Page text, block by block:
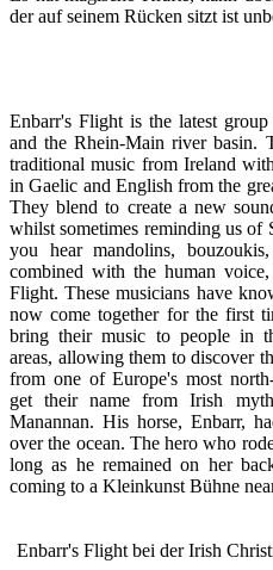
der auf seinem Rücken sitzt ist
Enbarr's Flight is the latest
and the Rhein-Main river basin.
traditional music from Ireland
in Gaelic and English from the
They blend to create a new
whilst sometimes reminding us of
you hear mandolins,
combined with the human
Flight. These musicians have
now come together for the first
bring their music to people in
areas, allowing them to discover
from one of Europe's most
get their name from Irish
Manannan. His horse, Enbarr,
over the ocean. The hero who
long as he remained on her
coming to a Kleinkunst Bühne
Enbarr's Flight bei der Irish